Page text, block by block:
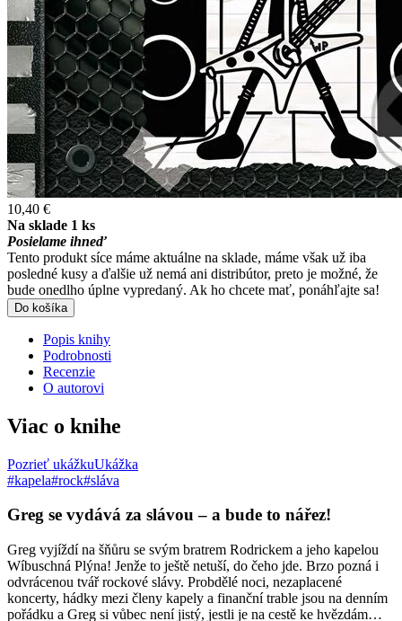
10,40 €
Na sklade 1 ks
Posielame ihneď
Tento produkt síce máme aktuálne na sklade, máme však už iba
posledné kusy a ďalšie už nemá ani distribútor, preto je možné, že
bude onedlho úplne vypredaný. Ak ho chcete mať, ponáhľajte sa!
Do košíka
Popis knihy
Podrobnosti
Recenzie
O autorovi
Viac o knihe
Pozrieť ukážkuUkážka
#kapela#rock#sláva
Greg se vydává za slávou – a bude to nářez!
Greg vyjíždí na šňůru se svým bratrem Rodrickem a jeho kapelou
Wíbuschná Plýna! Jenže to ještě netuší, do čeho jde. Brzo pozná i
odvrácenou tvář rockové slávy. Probdělé noci, nezaplacené
koncerty, hádky mezi členy kapely a finanční trable jsou na denním
pořádku a Greg si vůbec není jistý, jestli je na cestě ke hvězdám…